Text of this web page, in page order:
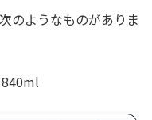
のようなものがありま